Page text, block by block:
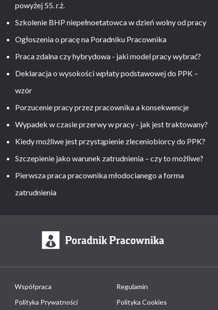
powyżej 55. r.ż.
Szkolenie BHP niepełnoetatowca w dzień wolny od pracy
Ogłoszenia o pracę na Poradniku Pracownika
Praca zdalna czy hybrydowa - jaki model pracy wybrać?
Deklaracja o wysokości wpłaty podstawowej do PPK –
wzór
Porzucenie pracy przez pracownika a konsekwencje
Wypadek w czasie przerwy w pracy - jak jest traktowany?
Kiedy możliwe jest przystąpienie zleceniobiorcy do PPK?
Szczepienie jako warunek zatrudnienia – czy to możliwe?
Pierwsza praca pracownika młodocianego a forma
zatrudnienia
Współpraca
Regulamin
Polityka Prywatności
Polityka Cookies